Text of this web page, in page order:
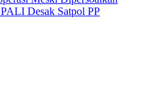
Desak Satpol PP